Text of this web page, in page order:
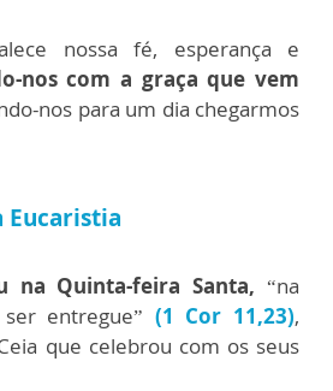
nossa fé, esperança e
nos com a graça que vem
nos para um dia chegarmos
Eucaristia
na Quinta-feira Santa, “na
entregue” (1 Cor 11,23),
que celebrou com os seus